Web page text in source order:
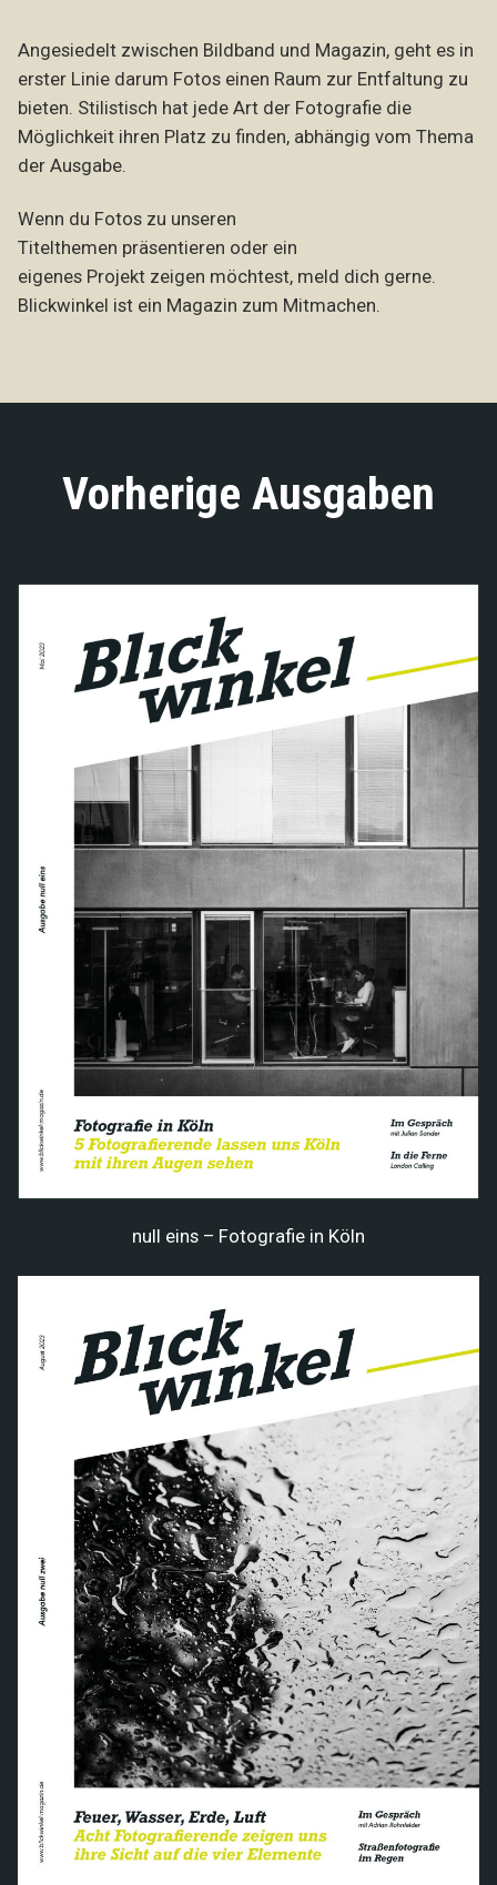
Angesiedelt zwischen Bildband und Magazin, geht es in
erster Linie darum Fotos einen Raum zur Entfaltung zu
bieten. Stilistisch hat jede Art der Fotografie die
Möglichkeit ihren Platz zu finden, abhängig vom Thema
der Ausgabe.
Wenn du Fotos zu unseren
Titelthemen präsentieren oder ein
eigenes Projekt zeigen möchtest, meld dich gerne.
Blickwinkel ist ein Magazin zum Mitmachen.
Vorherige Ausgaben
null eins – Fotografie in Köln